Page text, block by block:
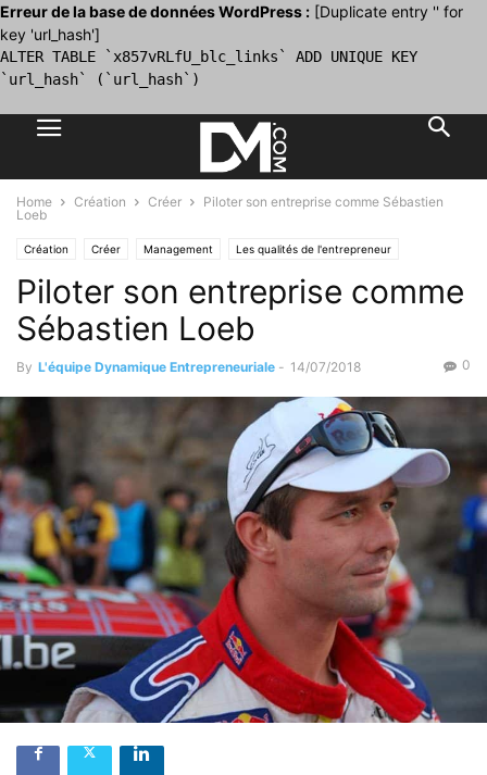
Erreur de la base de données WordPress : [Duplicate entry '' for
key 'url_hash']
ALTER TABLE `x857vRLfU_blc_links` ADD UNIQUE KEY
`url_hash` (`url_hash`)
Home Création Créer
Piloter son entreprise comme Sébastien
Loeb
Création Créer Management Les qualités de l'entrepreneur
Piloter son entreprise comme
Sébastien Loeb
By L'équipe Dynamique Entrepreneuriale - 14/07/2018 0